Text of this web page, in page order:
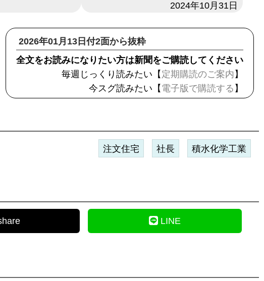
2024年10月31日
2026年01月13日付2面から抜粋
全文をお読みになりたい方は新聞をご購読してください
毎週じっくり読みたい【 定期購読のご案内 】
今スグ読みたい【 電子版で購読する 】
注文住宅 社長 積水化学工業
LINE